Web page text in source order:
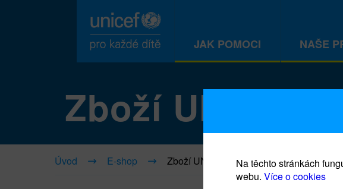
JAK POMOCI NAŠE
Zboží UNICEF
Úvod E-shop Zboží UNICEF
Na těchto stránkách
webu. Více o cookies